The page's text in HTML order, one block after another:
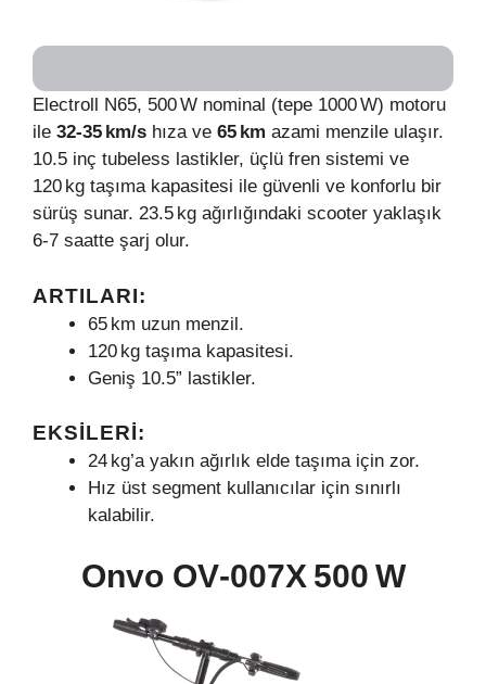
Electroll N65, 500 W nominal (tepe 1000 W) motoru
ile 32‑35 km/s hıza ve 65 km azami menzile ulaşır.
10.5 inç tubeless lastikler, üçlü fren sistemi ve
120 kg taşıma kapasitesi ile güvenli ve konforlu bir
sürüş sunar. 23.5 kg ağırlığındaki scooter yaklaşık
6‑7 saatte şarj olur.
ARTILARI:
65 km uzun menzil.
120 kg taşıma kapasitesi.
Geniş 10.5” lastikler.
EKSILERI:
24 kg’a yakın ağırlık elde taşıma için zor.
Hız üst segment kullanıcılar için sınırlı
kalabilir.
Onvo OV‑007X 500 W